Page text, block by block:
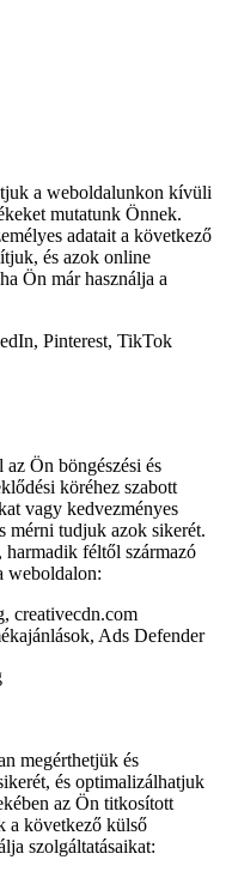
a weboldalunkon kívüli
mutatunk Önnek.
adatait a következő
és azok online
Ön már használja a
Pinterest, TikTok
Ön böngészési és
köréhez szabott
vagy kedvezményes
mérni tudjuk azok sikerét.
harmadik féltől származó
weboldalon:
creativecdn.com
Ads Defender
megérthetjük és
és optimalizálhatjuk
az Ön titkosított
a következő külső
szolgáltatásaikat: